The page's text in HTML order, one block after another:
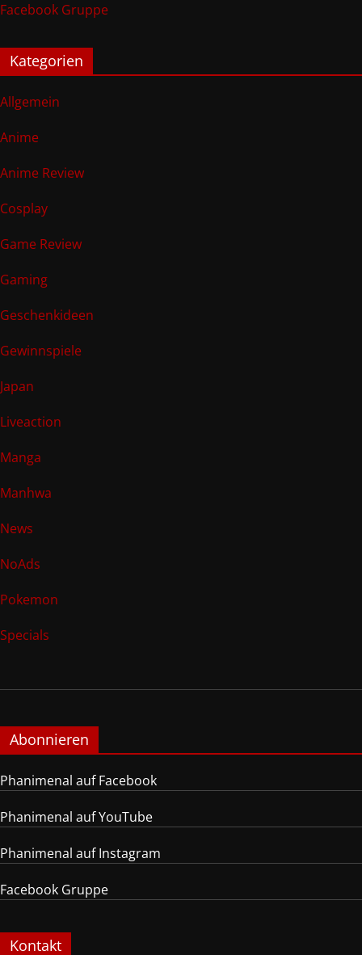
Facebook Gruppe
Kategorien
Allgemein
Anime
Anime Review
Cosplay
Game Review
Gaming
Geschenkideen
Gewinnspiele
Japan
Liveaction
Manga
Manhwa
News
NoAds
Pokemon
Specials
Abonnieren
Phanimenal auf Facebook
Phanimenal auf YouTube
Phanimenal auf Instagram
Facebook Gruppe
Kontakt